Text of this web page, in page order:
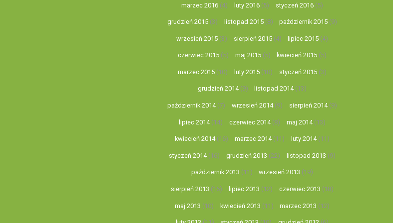
marzec 2016 (4) luty 2016 (5) styczeń 2016(5)
grudzień 2015(3) listopad 2015(8) październik 2015 (9)
wrzesień 2015(3) sierpień 2015(4) lipiec 2015 (4)
czerwiec 2015(5) maj 2015(5) kwiecień 2015 (5)
marzec 2015 (10) luty 2015 (10) styczeń 2015(3)
grudzień 2014(9) listopad 2014(13)
październik 2014(7) wrzesień 2014(9) sierpień 2014(9)
lipiec 2014(14) czerwiec 2014(8) maj 2014(13)
kwiecień 2014(16) marzec 2014(11) luty 2014(11)
styczeń 2014(16) grudzień 2013 (22) listopad 2013 (9)
październik 2013 (11) wrzesień 2013 (19)
sierpień 2013 (16) lipiec 2013 (12) czerwiec 2013 (18)
maj 2013 (10) kwiecień 2013 (11) marzec 2013 (12)